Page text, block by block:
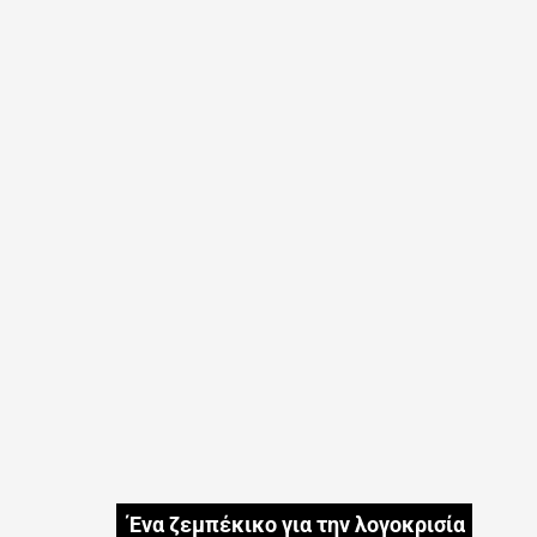
Ένα ζεμπέκικο για την λογοκρισία